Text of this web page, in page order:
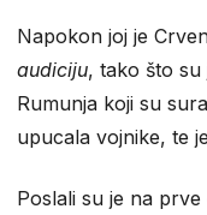
Napokon joj je
audiciju, tako što su
Rumunja koji su
upucala vojnike, te
Poslali su je na